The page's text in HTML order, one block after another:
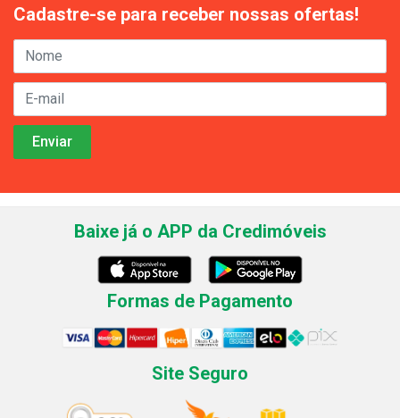
Cadastre-se para receber nossas ofertas!
Baixe já o APP da Credimóveis
Formas de Pagamento
Site Seguro